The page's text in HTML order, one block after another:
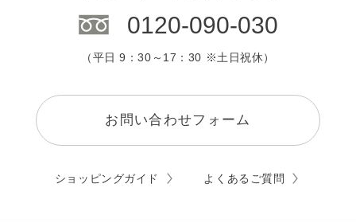
0120-090-030
（平日 9：30～17：30 ※土日祝休）
お問い合わせフォーム
ショッピングガイド よくあるご質問